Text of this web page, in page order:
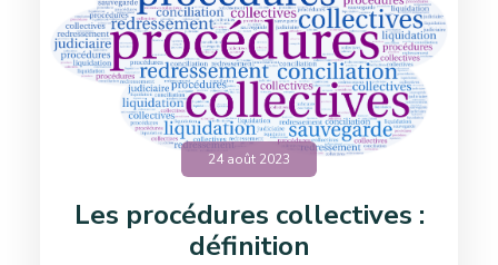
24 août 2023
Les procédures collectives :
définition